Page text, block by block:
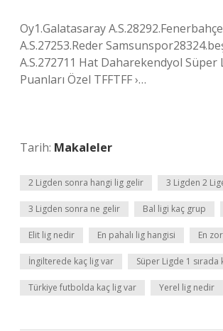
Oy1.Galatasaray A.S.28292.Fenerbahçe
A.S.27253.Reder
A.S.272711 Hat Daharekendyol Süper
Puanları Özel TFFTFF ›…
Tarih: Makaleler
2 Ligden sonra hangi lig gelir 3 Ligden 2
3 Ligden sonra ne gelir Bal ligi kaç grup
Elit lig nedir En pahalı lig hangisi En
İngilterede kaç lig var Süper Ligde 1 sırada
Türkiye futbolda kaç lig var Yerel lig nedir